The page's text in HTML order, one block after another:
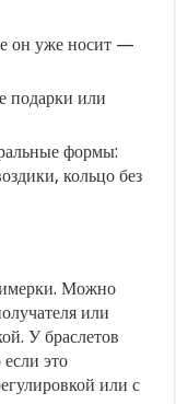
он уже носит —
подарки или
формы:
кольцо без
Можно
или
У браслетов
если это
или с